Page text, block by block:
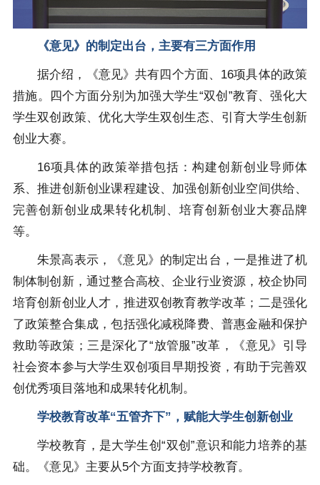
《意见》的制定出台，主要有三方面作用
据介绍，《意见》共有四个方面、16项具体的政策
措施。四个方面分别为加强大学生“双创”教育、强化大
学生双创政策、优化大学生双创生态、引育大学生创新
创业大赛。
16项具体的政策举措包括：构建创新创业导师体
系、推进创新创业课程建设、加强创新创业空间供给、
完善创新创业成果转化机制、培育创新创业大赛品牌
等。
朱景高表示，《意见》的制定出台，一是推进了机
制体制创新，通过整合高校、企业行业资源，校企协同
培育创新创业人才，推进双创教育教学改革；二是强化
了政策整合集成，包括强化减税降费、普惠金融和保护
救助等政策；三是深化了“放管服”改革，《意见》引导
社会资本参与大学生双创项目早期投资，有助于完善双
创优秀项目落地和成果转化机制。
学校教育改革“五管齐下”，赋能大学生创新创业
学校教育，是大学生创“双创”意识和能力培养的基
础。《意见》主要从5个方面支持学校教育。